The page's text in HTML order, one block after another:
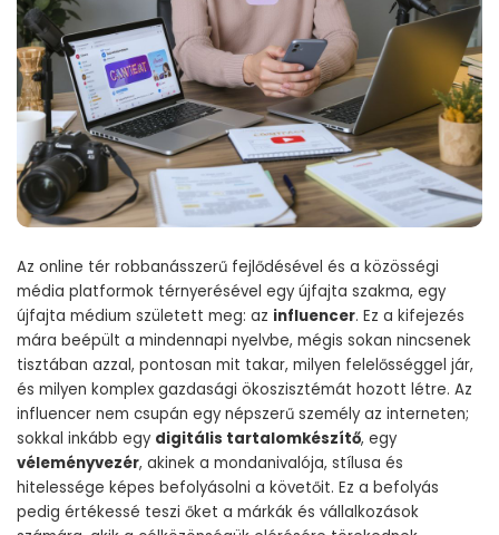
Az online tér robbanásszerű fejlődésével és a közösségi
média platformok térnyerésével egy újfajta szakma, egy
újfajta médium született meg: az influencer. Ez a kifejezés
mára beépült a mindennapi nyelvbe, mégis sokan nincsenek
tisztában azzal, pontosan mit takar, milyen felelősséggel jár,
és milyen komplex gazdasági ökoszisztémát hozott létre. Az
influencer nem csupán egy népszerű személy az interneten;
sokkal inkább egy digitális tartalomkészítő, egy
véleményvezér, akinek a mondanivalója, stílusa és
hitelessége képes befolyásolni a követőit. Ez a befolyás
pedig értékessé teszi őket a márkák és vállalkozások